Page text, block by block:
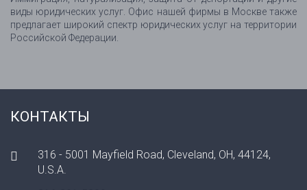
виды юридических услуг. Офис нашей фирмы в Москве также
предлагает широкий спектр юридических услуг на территории
Российской Федерации.
КОНТАКТЫ
316 - 5001 Mayfield Road, Cleveland, OH, 44124,
U.S.A.